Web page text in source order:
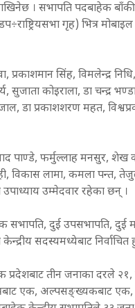
राखिनेछ । सभापति पदबाहेक
गृह) भित्र
प्रकाशमान सिंह, विमलेन्द्र
कोइराला, डा चन्द्र
डा प्रकाशशरण महत,
पाण्डे, फर्मुल्लाह मनसुर,
विकास लामा, कमला पन्त,
उपाध्याय उम्मेदवार रहेका छन् ।
सभापति, दुई उपसभापति, दुई
सदस्यमध्येबाट
प्रदेशबाट तीन जनाका दरले
एक, अल्पसङ्ख्यकबाट